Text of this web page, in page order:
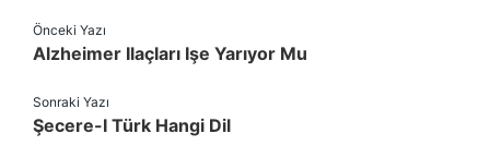
Önceki Yazı
Alzheimer Ilaçları Işe Yarıyor Mu
Sonraki Yazı
Şecere-I Türk Hangi Dil